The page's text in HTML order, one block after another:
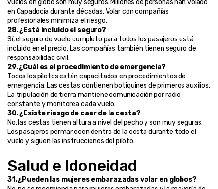
vuelos en globo son muy seguros. Millones de personas han volado
en Capadocia durante décadas. Volar con compañías
profesionales minimiza el riesgo.
28. ¿Está incluido el seguro?
Sí, el seguro de vuelo completo para todos los pasajeros está
incluido en el precio. Las compañías también tienen seguro de
responsabilidad civil.
29. ¿Cuál es el procedimiento de emergencia?
Todos los pilotos están capacitados en procedimientos de
emergencia. Las cestas contienen botiquines de primeros auxilios.
La tripulación de tierra mantiene comunicación por radio
constante y monitorea cada vuelo.
30. ¿Existe riesgo de caer de la cesta?
No, las cestas tienen altura a nivel del pecho y son muy seguras.
Los pasajeros permanecen dentro de la cesta durante todo el
vuelo y siguen las instrucciones del piloto.
Salud e Idoneidad
31. ¿Pueden las mujeres embarazadas volar en globos?